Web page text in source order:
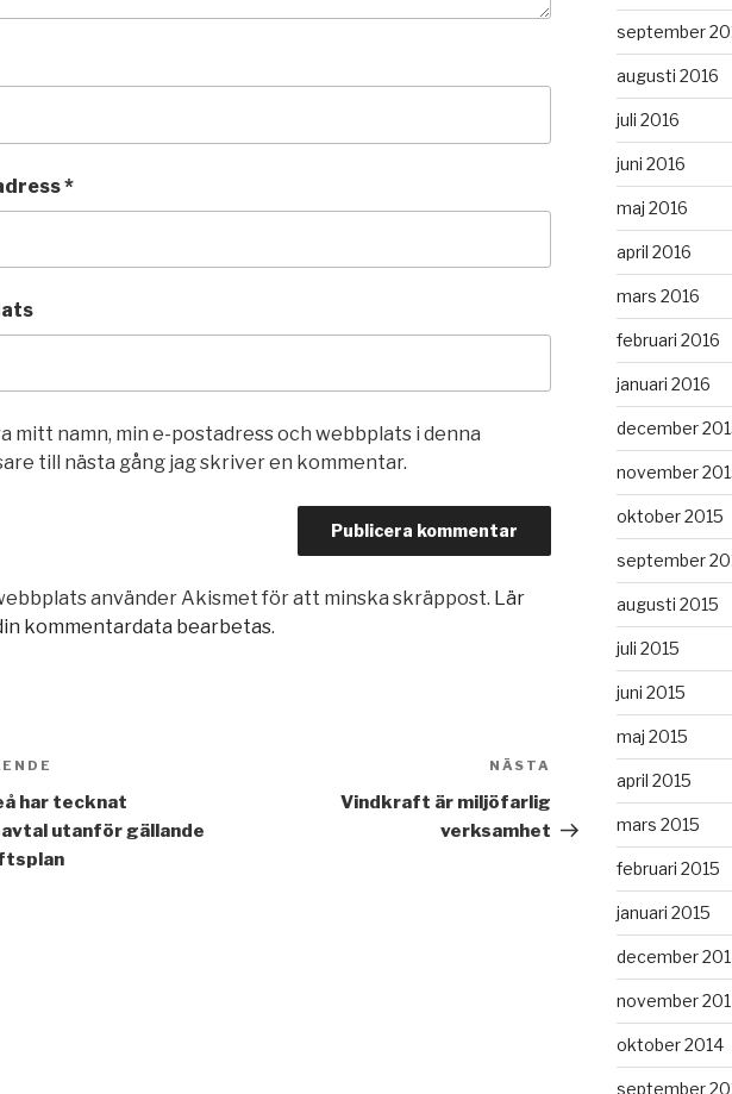
*
mitt namn, min e-postadress och webbplats i denna
till nästa gång jag skriver en kommentar.
använder Akismet för att minska skräppost. Lär
kommentardata bearbetas.
har tecknat
utanför gällande
NÄSTA
Vindkraft är miljöfarlig
verksamhet
september
augusti 2016
juli 2016
juni 2016
maj 2016
april 2016
mars 2016
februari 2016
januari 2016
december
november
oktober 2015
september
augusti 2015
juli 2015
juni 2015
maj 2015
april 2015
mars 2015
februari 2015
januari 2015
december
november
oktober 2014
september